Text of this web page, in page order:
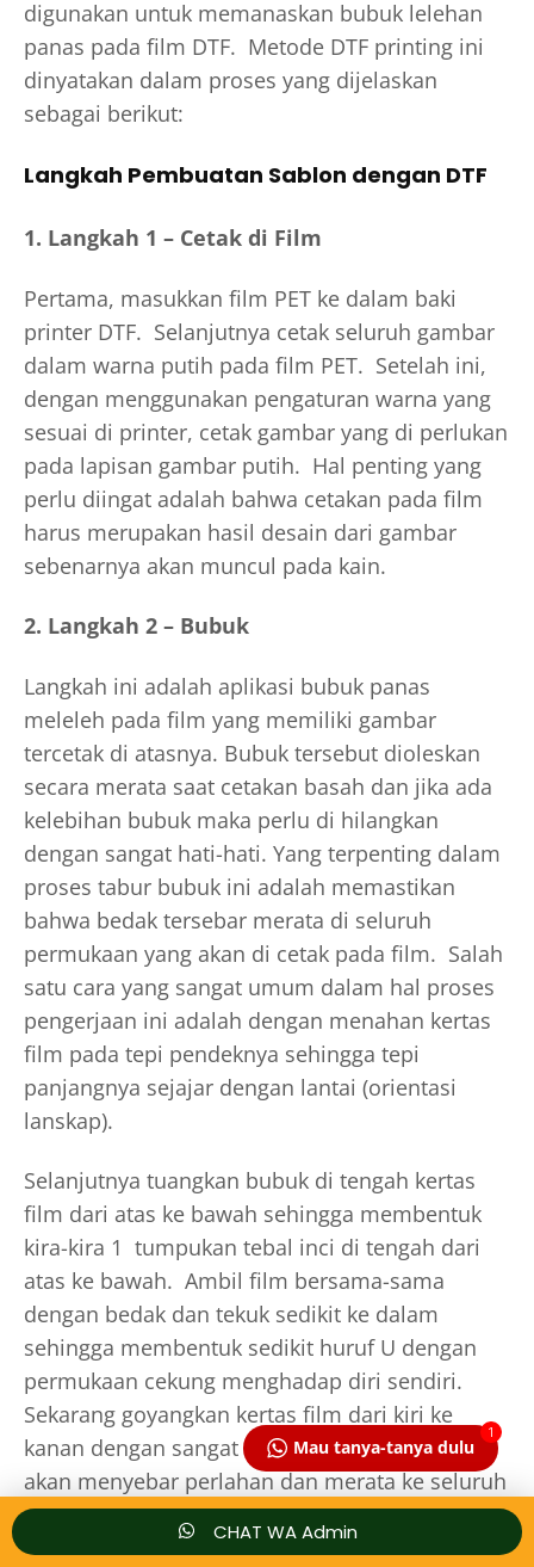
digunakan untuk memanaskan bubuk lelehan
panas pada film DTF. Metode DTF printing ini
dinyatakan dalam proses yang dijelaskan
sebagai berikut:
Langkah Pembuatan Sablon dengan DTF
1. Langkah 1 – Cetak di Film
Pertama, masukkan film PET ke dalam baki
printer DTF. Selanjutnya cetak seluruh gambar
dalam warna putih pada film PET. Setelah ini,
dengan menggunakan pengaturan warna yang
sesuai di printer, cetak gambar yang di perlukan
pada lapisan gambar putih. Hal penting yang
perlu diingat adalah bahwa cetakan pada film
harus merupakan hasil desain dari gambar
sebenarnya akan muncul pada kain.
2. Langkah 2 – Bubuk
Langkah ini adalah aplikasi bubuk panas
meleleh pada film yang memiliki gambar
tercetak di atasnya. Bubuk tersebut dioleskan
secara merata saat cetakan basah dan jika ada
kelebihan bubuk maka perlu di hilangkan
dengan sangat hati-hati. Yang terpenting dalam
proses tabur bubuk ini adalah memastikan
bahwa bedak tersebar merata di seluruh
permukaan yang akan di cetak pada film. Salah
satu cara yang sangat umum dalam hal proses
pengerjaan ini adalah dengan menahan kertas
film pada tepi pendeknya sehingga tepi
panjangnya sejajar dengan lantai (orientasi
lanskap).
Selanjutnya tuangkan bubuk di tengah kertas
film dari atas ke bawah sehingga membentuk
kira-kira 1 tumpukan tebal inci di tengah dari
atas ke bawah. Ambil film bersama-sama
dengan bedak dan tekuk sedikit ke dalam
sehingga membentuk sedikit huruf U dengan
permukaan cekung menghadap diri sendiri.
Sekarang goyangkan kertas film dari kiri ke
kanan dengan sangat ringan sehingga bubuk
akan menyebar perlahan dan merata ke seluruh
permukaan kertas film. Sebagai
alternatif, kamu dapat menggunakan shaker
CHAT WA Admin
Mau tanya-tanya dulu
1